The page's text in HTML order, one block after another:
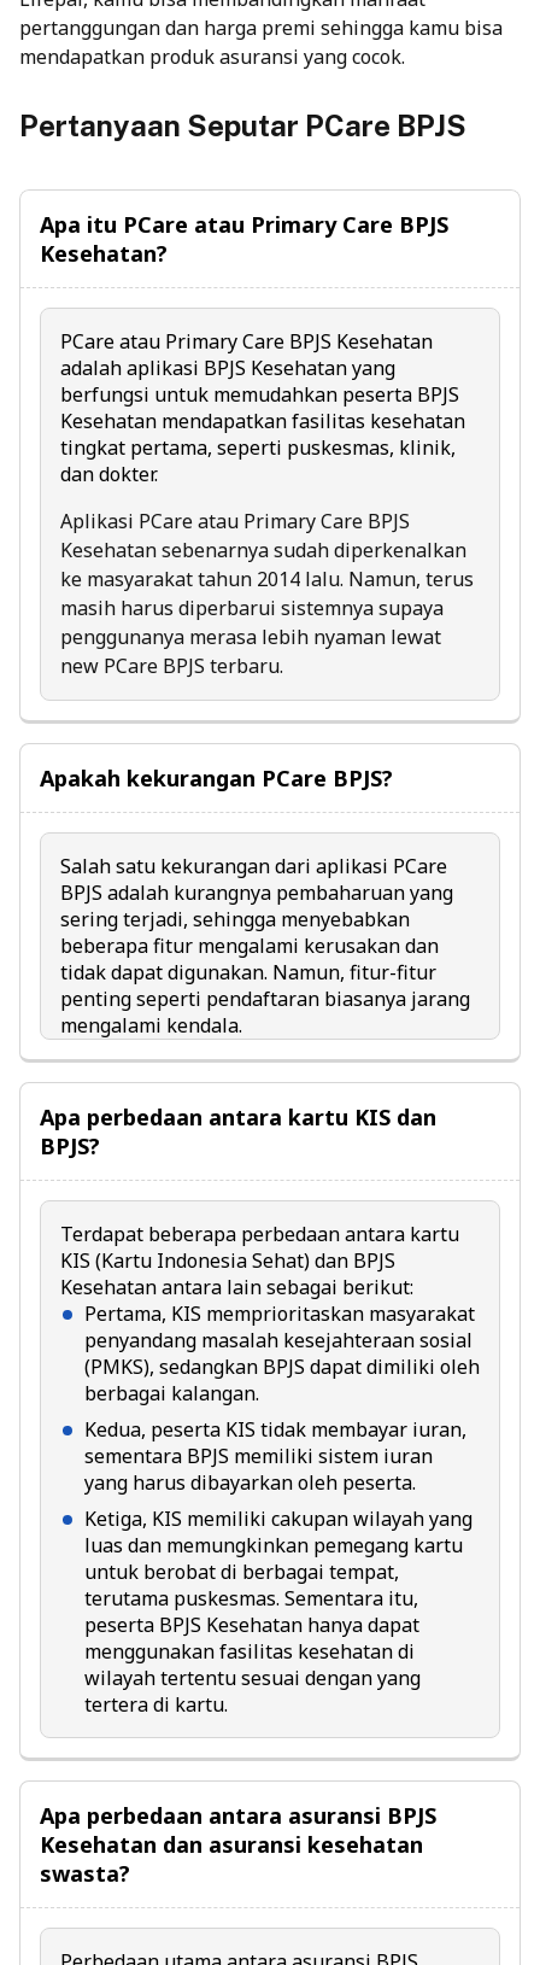
pertanggungan dan harga premi sehingga kamu bisa
mendapatkan produk asuransi yang cocok.
Pertanyaan Seputar PCare BPJS
Apa itu PCare atau Primary Care BPJS
Kesehatan?
PCare atau Primary Care BPJS Kesehatan
adalah aplikasi BPJS Kesehatan yang
berfungsi untuk memudahkan peserta BPJS
Kesehatan mendapatkan fasilitas kesehatan
tingkat pertama, seperti puskesmas, klinik,
dan dokter.
Aplikasi PCare atau Primary Care BPJS
Kesehatan sebenarnya sudah diperkenalkan
ke masyarakat tahun 2014 lalu. Namun, terus
masih harus diperbarui sistemnya supaya
penggunanya merasa lebih nyaman lewat
new PCare BPJS terbaru.
Apakah kekurangan PCare BPJS?
Salah satu kekurangan dari aplikasi PCare
BPJS adalah kurangnya pembaharuan yang
sering terjadi, sehingga menyebabkan
beberapa fitur mengalami kerusakan dan
tidak dapat digunakan. Namun, fitur-fitur
penting seperti pendaftaran biasanya jarang
mengalami kendala.
Apa perbedaan antara kartu KIS dan
BPJS?
Terdapat beberapa perbedaan antara kartu
KIS (Kartu Indonesia Sehat) dan BPJS
Kesehatan antara lain sebagai berikut:
Pertama, KIS memprioritaskan masyarakat
penyandang masalah kesejahteraan sosial
(PMKS), sedangkan BPJS dapat dimiliki oleh
berbagai kalangan.
Kedua, peserta KIS tidak membayar iuran,
sementara BPJS memiliki sistem iuran
yang harus dibayarkan oleh peserta.
Ketiga, KIS memiliki cakupan wilayah yang
luas dan memungkinkan pemegang kartu
untuk berobat di berbagai tempat,
terutama puskesmas. Sementara itu,
peserta BPJS Kesehatan hanya dapat
menggunakan fasilitas kesehatan di
wilayah tertentu sesuai dengan yang
tertera di kartu.
Apa perbedaan antara asuransi BPJS
Kesehatan dan asuransi kesehatan
swasta?